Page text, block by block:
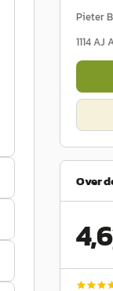
Pieter
1114 AJ
Over
4,6